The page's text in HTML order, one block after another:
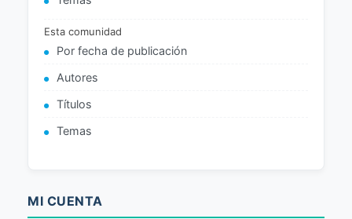
Esta comunidad
Por fecha de publicación
Autores
Títulos
Temas
MI CUENTA